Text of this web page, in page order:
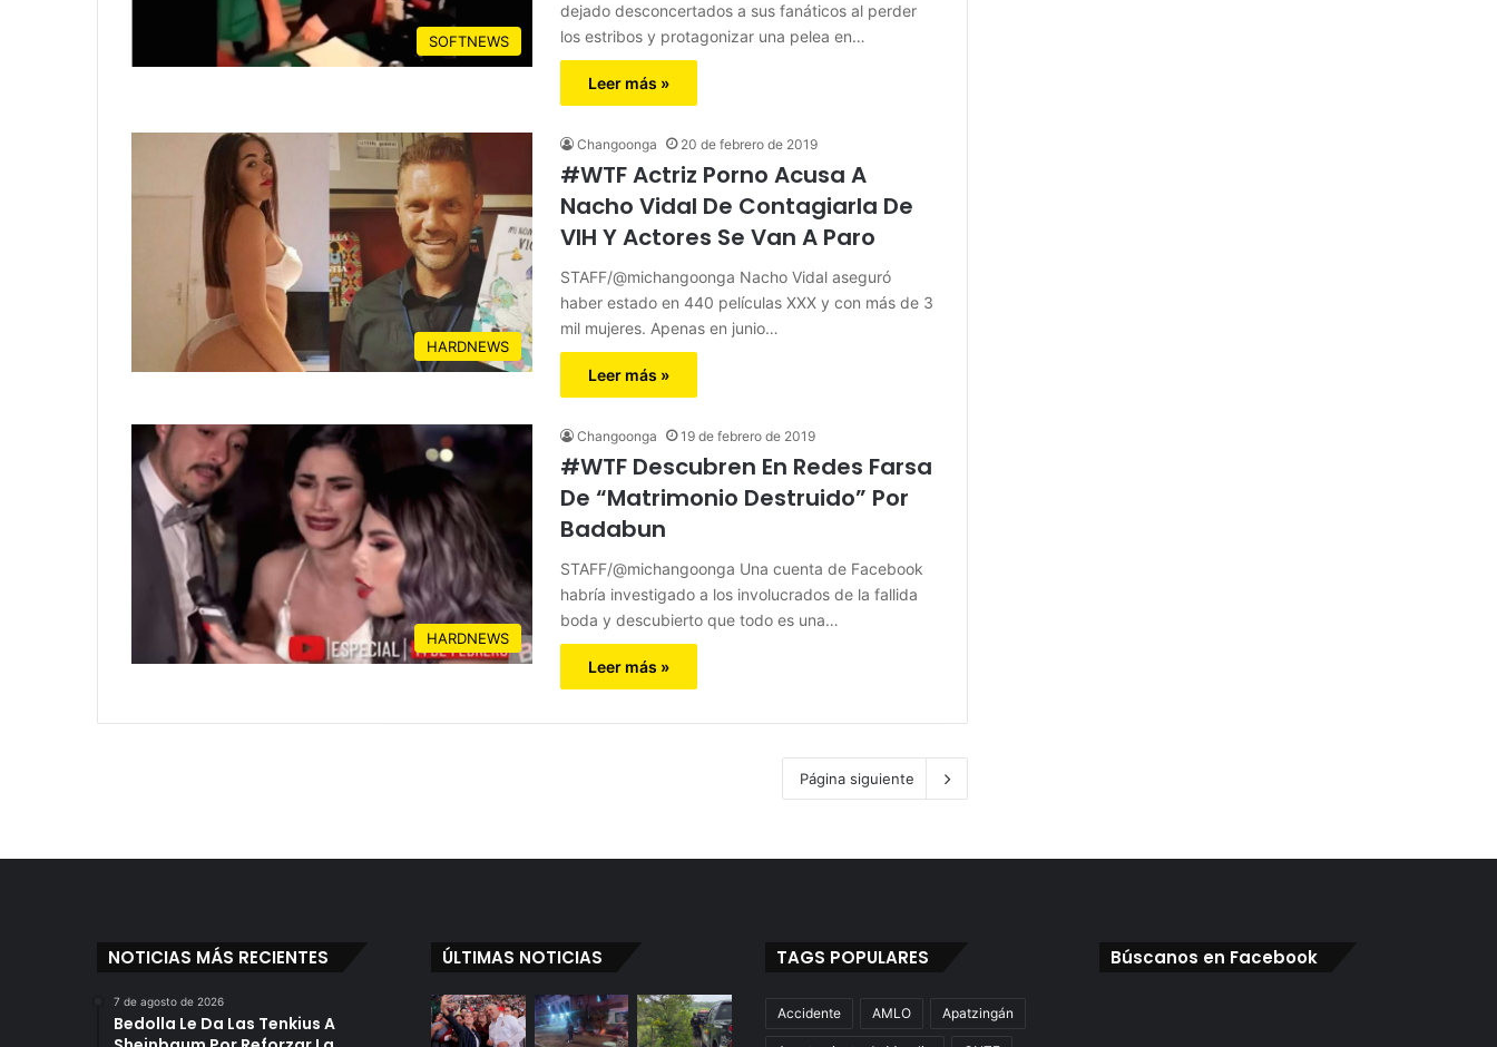
SOFTNEWS
dejado desconcertados a sus fanáticos al perder
los estribos y protagonizar una pelea en…
Leer más »
HARDNEWS
Changoonga 20 de febrero de 2019
#WTF Actriz Porno Acusa A
Nacho Vidal De Contagiarla De
VIH Y Actores Se Van A Paro
STAFF/@michangoonga Nacho Vidal aseguró
haber estado en 440 películas XXX y con más de 3
mil mujeres. Apenas en junio…
Leer más »
HARDNEWS
Changoonga 19 de febrero de 2019
#WTF Descubren En Redes Farsa
De “Matrimonio Destruido” Por
Badabun
STAFF/@michangoonga Una cuenta de Facebook
habría investigado a los involucrados de la fallida
boda y descubierto que todo es una…
Leer más »
Página siguiente
NOTICIAS MÁS RECIENTES
7 de agosto de 2026
Bedolla Le Da Las Tenkius A
ÚLTIMAS NOTICIAS TAGS POPULARES
Accidente AMLO Apatzingán
Búscanos en Facebook